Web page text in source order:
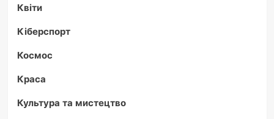
Квіти
Кіберспорт
Космос
Краса
Культура та мистецтво